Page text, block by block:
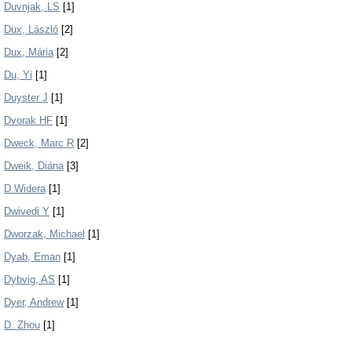
Duvnjak, LS [1]
Dux, László [2]
Dux, Mária[2]
Du, Yi [1]
Duyster J [1]
Dvorak HF [1]
Dweck, Marc R [2]
Dweik, Diána[3]
D Widera[1]
Dwivedi Y [1]
Dworzak, Michael [1]
Dyab, Eman [1]
Dybvig, AS [1]
Dyer, Andrew[1]
D. Zhou [1]